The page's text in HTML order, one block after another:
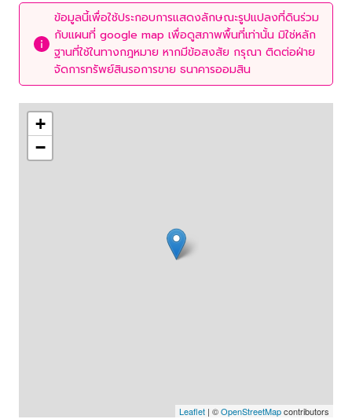
ข้อมูลนี้เพื่อใช้ประกอบการแสดงลักษณะรูปแปลงที่ดินร่วม
กับแผนที่ google map เพื่อดูสภาพพื้นที่เท่านั้น มิใช่หลัก
ฐานที่ใช้ในทางกฎหมาย หากมีข้อสงสัย กรุณา ติดต่อฝ่าย
จัดการทรัพย์สินรอการขาย ธนาคารออมสิน
+
−
Leaflet | ©OpenStreetMapcontributors